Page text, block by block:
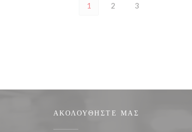
1 2 3
ΑΚΟΛΟΥΘΉΣΤΕ ΜΑΣ